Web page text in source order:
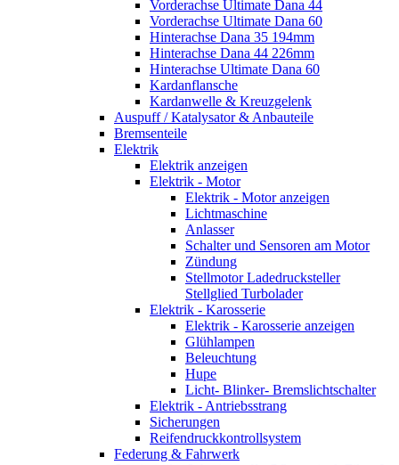
Vorderachse Ultimate Dana 44
Vorderachse Ultimate Dana 60
Hinterachse Dana 35 194mm
Hinterachse Dana 44 226mm
Hinterachse Ultimate Dana 60
Kardanflansche
Kardanwelle & Kreuzgelenk
Auspuff / Katalysator & Anbauteile
Bremsenteile
Elektrik
Elektrik anzeigen
Elektrik - Motor
Elektrik - Motor anzeigen
Lichtmaschine
Anlasser
Schalter und Sensoren am Motor
Zündung
Stellmotor Ladedrucksteller
Stellglied Turbolader
Elektrik - Karosserie
Elektrik - Karosserie anzeigen
Glühlampen
Beleuchtung
Hupe
Licht- Blinker- Bremslichtschalter
Elektrik - Antriebsstrang
Sicherungen
Reifendruckkontrollsystem
Federung & Fahrwerk